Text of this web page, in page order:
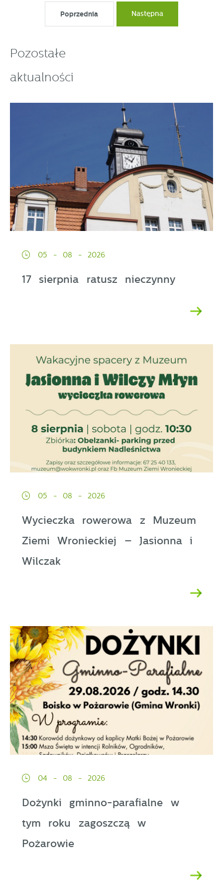
Poprzednia Następna
Pozostałe
aktualności
05 - 08 - 2026
17 sierpnia ratusz nieczynny
05 - 08 - 2026
Wycieczka rowerowa z Muzeum
Ziemi Wronieckiej – Jasionna i
Wilczak
04 - 08 - 2026
Dożynki gminno-parafialne w
tym roku zagoszczą w
Pożarowie